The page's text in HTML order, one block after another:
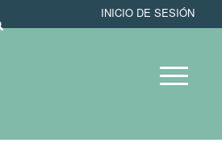
INICIO DE SESIÓN